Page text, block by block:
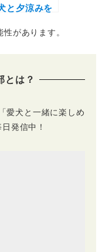
と夕涼みを
と夏祭り-」
合公園）
があります。
とは？
愛犬と一緒に楽しめ
発信中！